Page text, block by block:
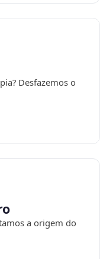
Desfazemos o
a origem do